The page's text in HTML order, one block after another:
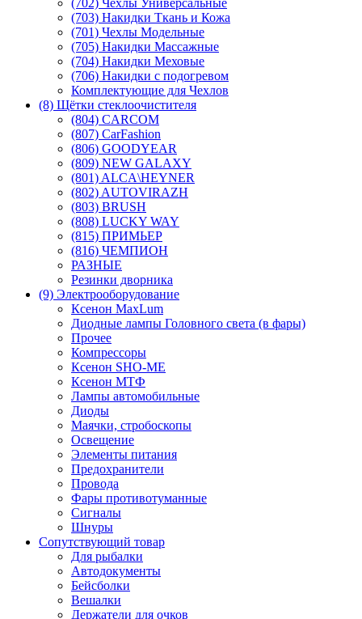
(703) Накидки Ткань и Кожа
(701) Чехлы Модельные
(705) Накидки Массажные
(704) Накидки Меховые
(706) Накидки с подогревом
Комплектующие для Чехлов
(8) Щётки стеклоочистителя
(804) CARCOM
(807) CarFashion
(806) GOODYEAR
(809) NEW GALAXY
(801) ALCA\HEYNER
(802) AUTOVIRAZH
(803) BRUSH
(808) LUCKY WAY
(815) ПРИМЬЕР
(816) ЧЕМПИОН
РАЗНЫЕ
Резинки дворника
(9) Электрооборудование
Ксенон MaxLum
Диодные лампы Головного света (в фары)
Прочее
Компрессоры
Ксенон SHO-ME
Ксенон МТФ
Лампы автомобильные
Диоды
Маячки, стробоскопы
Освещение
Элементы питания
Предохранители
Провода
Фары противотуманные
Сигналы
Шнуры
Сопутствующий товар
Для рыбалки
Автодокументы
Бейсболки
Вешалки
Держатели для очков